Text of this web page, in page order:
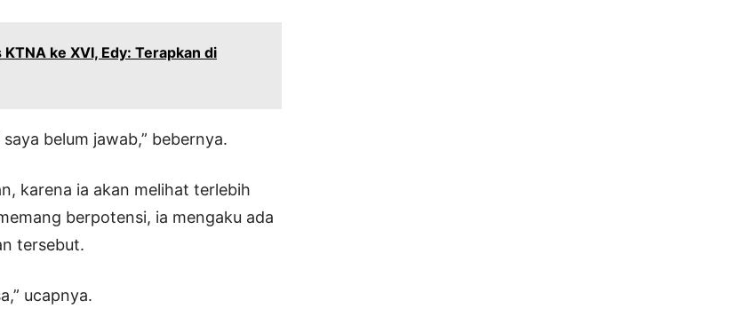
ke XVI, Edy: Terapkan di
belum jawab,” bebernya.
karena ia akan melihat terlebih
berpotensi, ia mengaku ada
tersebut.
ucapnya.